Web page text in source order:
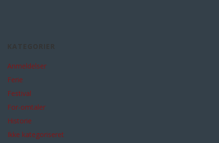
Anmeldelser
Ferie
Festival
For-omtaler
Historie
Ikke kategoriseret